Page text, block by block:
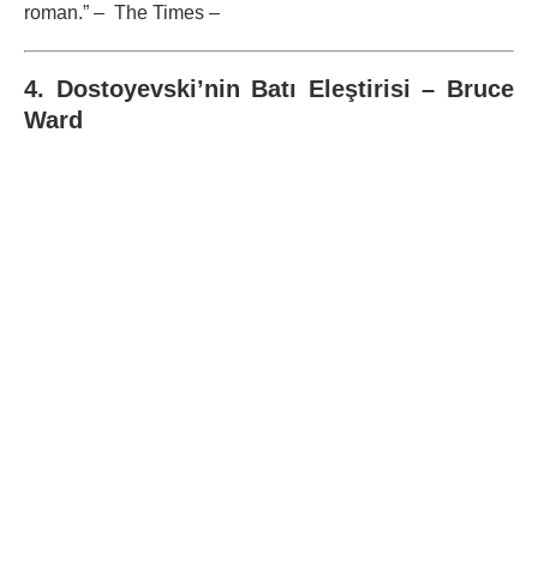
roman.” – The Times –
4. Dostoyevski’nin Batı Eleştirisi – Bruce
Ward